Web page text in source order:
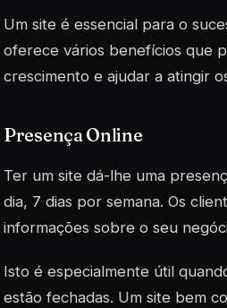
Um site é essencial para o
oferece vários benefícios que
crescimento e ajudar a atingir
Presença Online
Ter um site dá-lhe uma
dia, 7 dias por semana. Os
informações sobre o seu
Isto é especialmente útil
estão fechadas. Um site bem